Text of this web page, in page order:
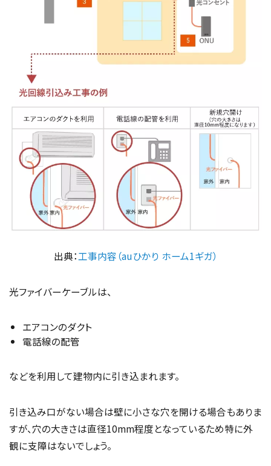
出典：工事内容（auひかり ホーム1ギガ）
光ファイバーケーブルは、
エアコンのダクト
電話線の配管
などを利用して建物内に引き込まれます。
引き込み口がない場合は壁に小さな穴を開ける場合もありま
すが、穴の大きさは直径10mm程度となっているため特に外
観に支障はないでしょう。